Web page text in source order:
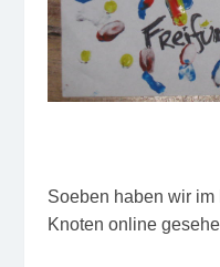
Soeben haben wir
Knoten online